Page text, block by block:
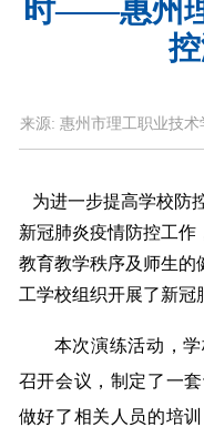
时——惠州
来源: 惠州市理工职业技术
为进一步提高学校防
新冠肺炎疫情防控工作
教育教学秩序及师生的
工学校组织开展了新冠
本次演练活动，
召开会议，制定了一
做好了相关人员的培